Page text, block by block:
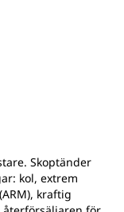
Skoptänder
kol, extrem
kraftig